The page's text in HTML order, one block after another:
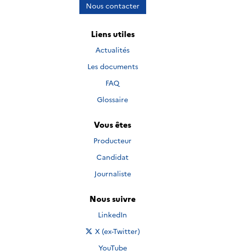
Nous contacter
Liens utiles
Actualités
Les documents
FAQ
Glossaire
Vous êtes
Producteur
Candidat
Journaliste
Nous suivre
Nous suivre sur
LinkedIn
Nous suivre sur
X (ex-Twitter)
Nous suivre sur
YouTube